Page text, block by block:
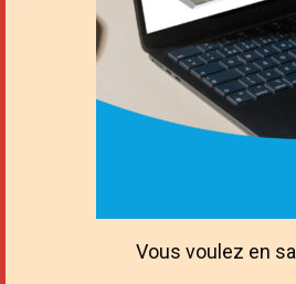
Vous voulez en